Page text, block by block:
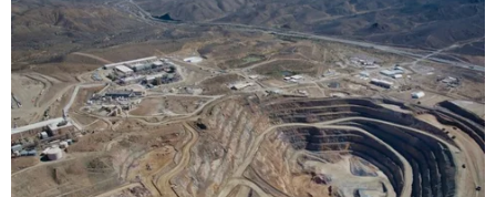
Xung đột tại Trung Đông: Liban coi thỏa
thuận ngừng bắn là “cơ hội cuối cùng”
04/06/2026 16:04
Thông cáo của Văn phòng Tổng thống Liban nêu rõ kết
quả vòng đàm phán thứ 4 với Israel là cơ hội cuối cùng